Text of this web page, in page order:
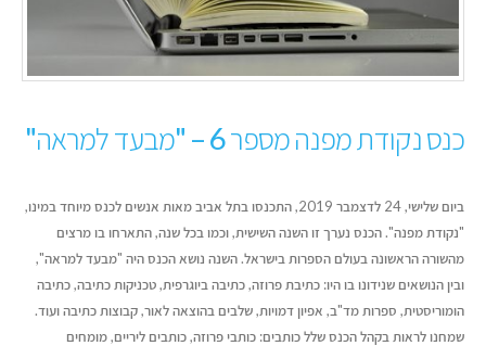
כנס נקודת מפנה מספר 6 – "מבעד למראה"
ביום שלישי, 24 לדצמבר 2019, התכנסו בתל אביב מאות אנשים לכנס מיוחד במינו,
"נקודת מפנה". הכנס נערך זו השנה השישית, וכמו בכל שנה, התארחו בו מרצים
מהשורה הראשונה בעולם הספרות בישראל. השנה נושא הכנס היה "מבעד למראה",
ובין הנושאים שנידונו בו היו: כתיבת פרוזה, כתיבה ביוגרפית, טכניקות כתיבה, כתיבה
הומוריסטית, ספרות מד"ב, אפיון דמויות, שלבים בהוצאה לאור, קבוצות כתיבה ועוד.
שמחנו לראות בקהל הכנס שלל כותבים: כותבי פרוזה, כותבים ליריים, מומחים